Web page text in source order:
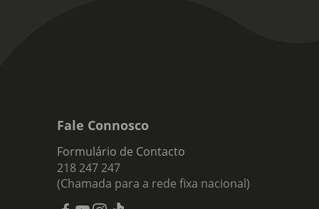
Fale Connosco
Formulário de Contacto
218 247 247
(Chamada para a rede fixa nacional)